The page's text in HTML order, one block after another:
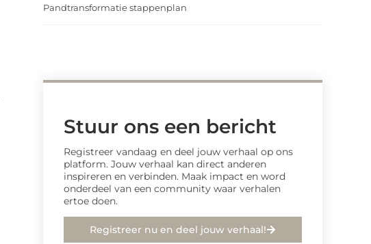
Pandtransformatie stappenplan
Stuur ons een bericht
Registreer vandaag en deel jouw verhaal op ons
platform. Jouw verhaal kan direct anderen
inspireren en verbinden. Maak impact en word
onderdeel van een community waar verhalen
ertoe doen.
Registreer nu en deel jouw verhaal!